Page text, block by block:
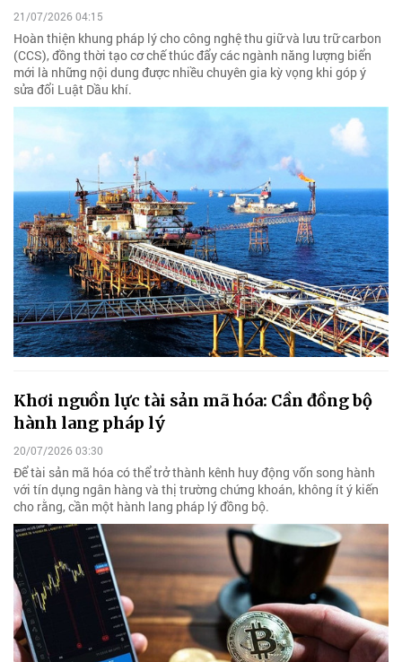
21/07/2026 04:15
Hoàn thiện khung pháp lý cho công nghệ thu giữ và lưu trữ carbon
(CCS), đồng thời tạo cơ chế thúc đẩy các ngành năng lượng biển
mới là những nội dung được nhiều chuyên gia kỳ vọng khi góp ý
sửa đổi Luật Dầu khí.
Khơi nguồn lực tài sản mã hóa: Cần đồng bộ
hành lang pháp lý
20/07/2026 03:30
Để tài sản mã hóa có thể trở thành kênh huy động vốn song hành
với tín dụng ngân hàng và thị trường chứng khoán, không ít ý kiến
cho rằng, cần một hành lang pháp lý đồng bộ.